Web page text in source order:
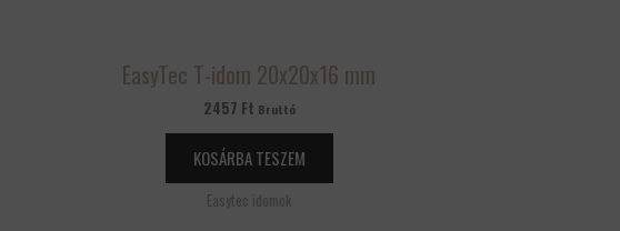
EasyTec T-idom 20x20x16 mm
2457 Ft Bruttó
KOSÁRBA TESZEM
Easytec idomok